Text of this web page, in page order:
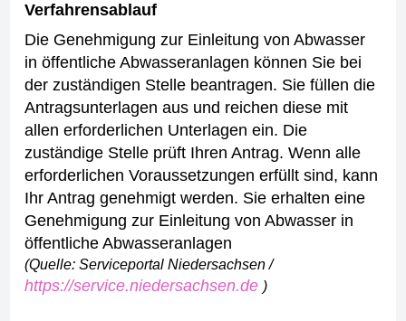
Verfahrensablauf
Die Genehmigung zur Einleitung von Abwasser
in öffentliche Abwasseranlagen können Sie bei
der zuständigen Stelle beantragen. Sie füllen die
Antragsunterlagen aus und reichen diese mit
allen erforderlichen Unterlagen ein. Die
zuständige Stelle prüft Ihren Antrag. Wenn alle
erforderlichen Voraussetzungen erfüllt sind, kann
Ihr Antrag genehmigt werden. Sie erhalten eine
Genehmigung zur Einleitung von Abwasser in
öffentliche Abwasseranlagen
(Quelle: Serviceportal Niedersachsen /
https://service.niedersachsen.de )